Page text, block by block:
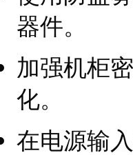
器件。
加强机柜
化。
在电源输